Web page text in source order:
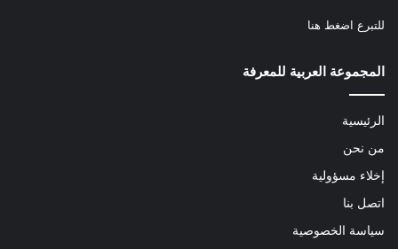
للتبرع اضغط هنا
المجموعة العربية للمعرفة
الرئيسية
من نحن
إخلاء مسؤولية
اتصل بنا
سياسة الخصوصية